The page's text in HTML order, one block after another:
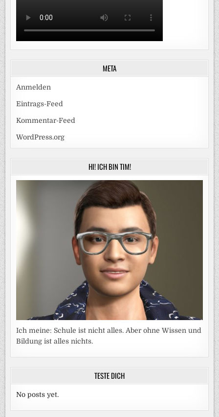
META
Anmelden
Eintrags-Feed
Kommentar-Feed
WordPress.org
HI! ICH BIN TIM!
Ich meine: Schule ist nicht alles. Aber ohne Wissen und
Bildung ist alles nichts.
TESTE DICH
No posts yet.